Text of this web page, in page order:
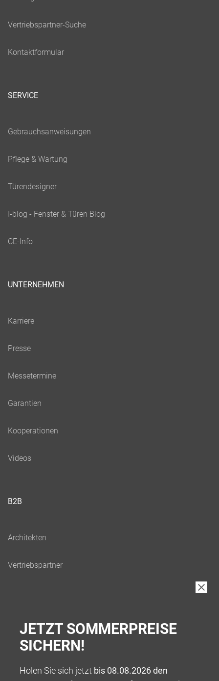
SERVICE
UNTERNEHMEN
B2B
JETZT SOMMERPREISE
SICHERN!
Holen Sie sich jetzt bis 08.08.2026 den